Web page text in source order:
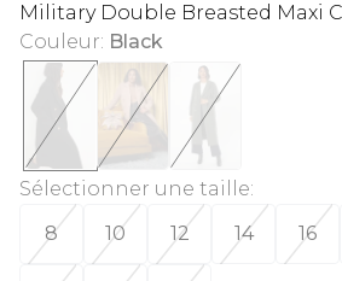
Military Double Breasted Maxi
Couleur: Black
Sélectionner une taille:
8
10 12 14 16